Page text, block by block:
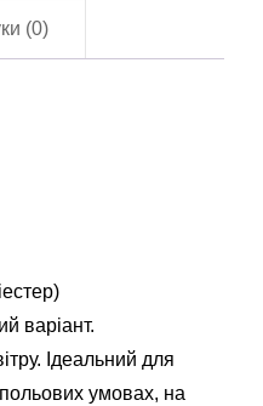
(0)
варіант.
Ідеальний для
умовах, на